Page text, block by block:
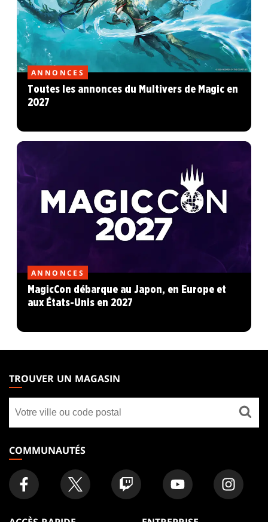
ANNONCES
Toutes les annonces du Multivers de Magic en
2027
ANNONCES
MagicCon débarque au Japon, en Europe et
aux États-Unis en 2027
THE
GATHERING
FOOTER
TROUVER UN MAGASIN
un
magasin
COMMUNAUTÉS